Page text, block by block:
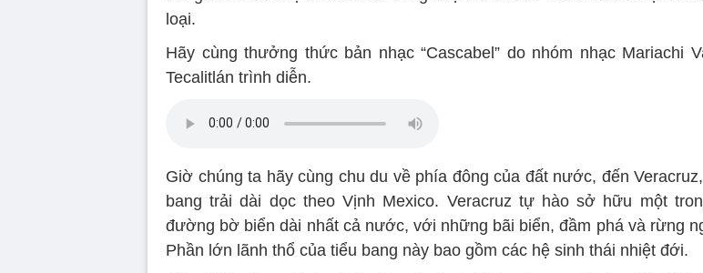
loại.
Hãy cùng thưởng thức bản nhạc “Cascabel” do nhóm nhạc Mariachi
Tecalitlán trình diễn.
Giờ chúng ta hãy cùng chu du về phía đông của đất nước, đến
bang trải dài dọc theo Vịnh Mexico. Veracruz tự hào sở hữu một
đường bờ biển dài nhất cả nước, với những bãi biển, đầm phá và rừng
Phần lớn lãnh thổ của tiểu bang này bao gồm các hệ sinh thái nhiệt đới.